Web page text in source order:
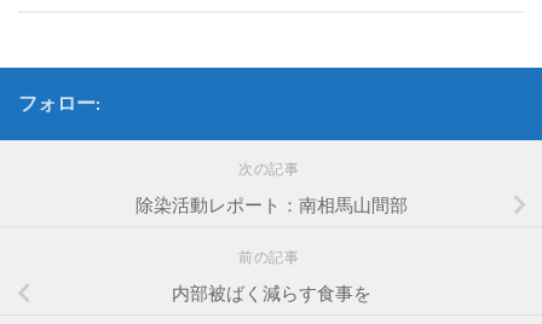
フォロー:
次の記事
除染活動レポート：南相馬山間部
前の記事
内部被ばく減らす食事を